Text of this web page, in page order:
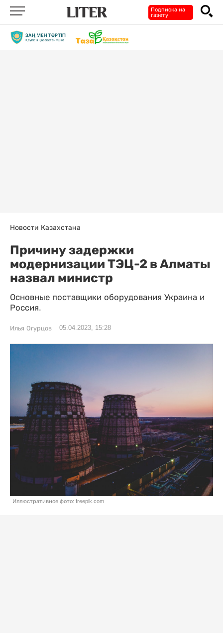
Подписка на
газету
Новости Казахстана
Причину задержки
модернизации ТЭЦ-2 в Алматы
назвал министр
Основные поставщики оборудования Украина и
Россия.
Илья Огурцов 05.04.2023, 15:28
Иллюстративное фото: freepik.com